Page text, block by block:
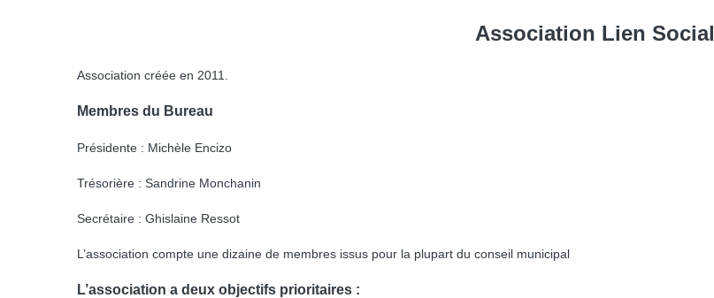
Association Lien Social
Association créée en 2011.
Membres du Bureau
Présidente : Michèle Encizo
Trésorière : Sandrine Monchanin
Secrétaire : Ghislaine Ressot
L’association compte une dizaine de membres issus pour la plupart du conseil municipal
L’association a deux objectifs prioritaires :